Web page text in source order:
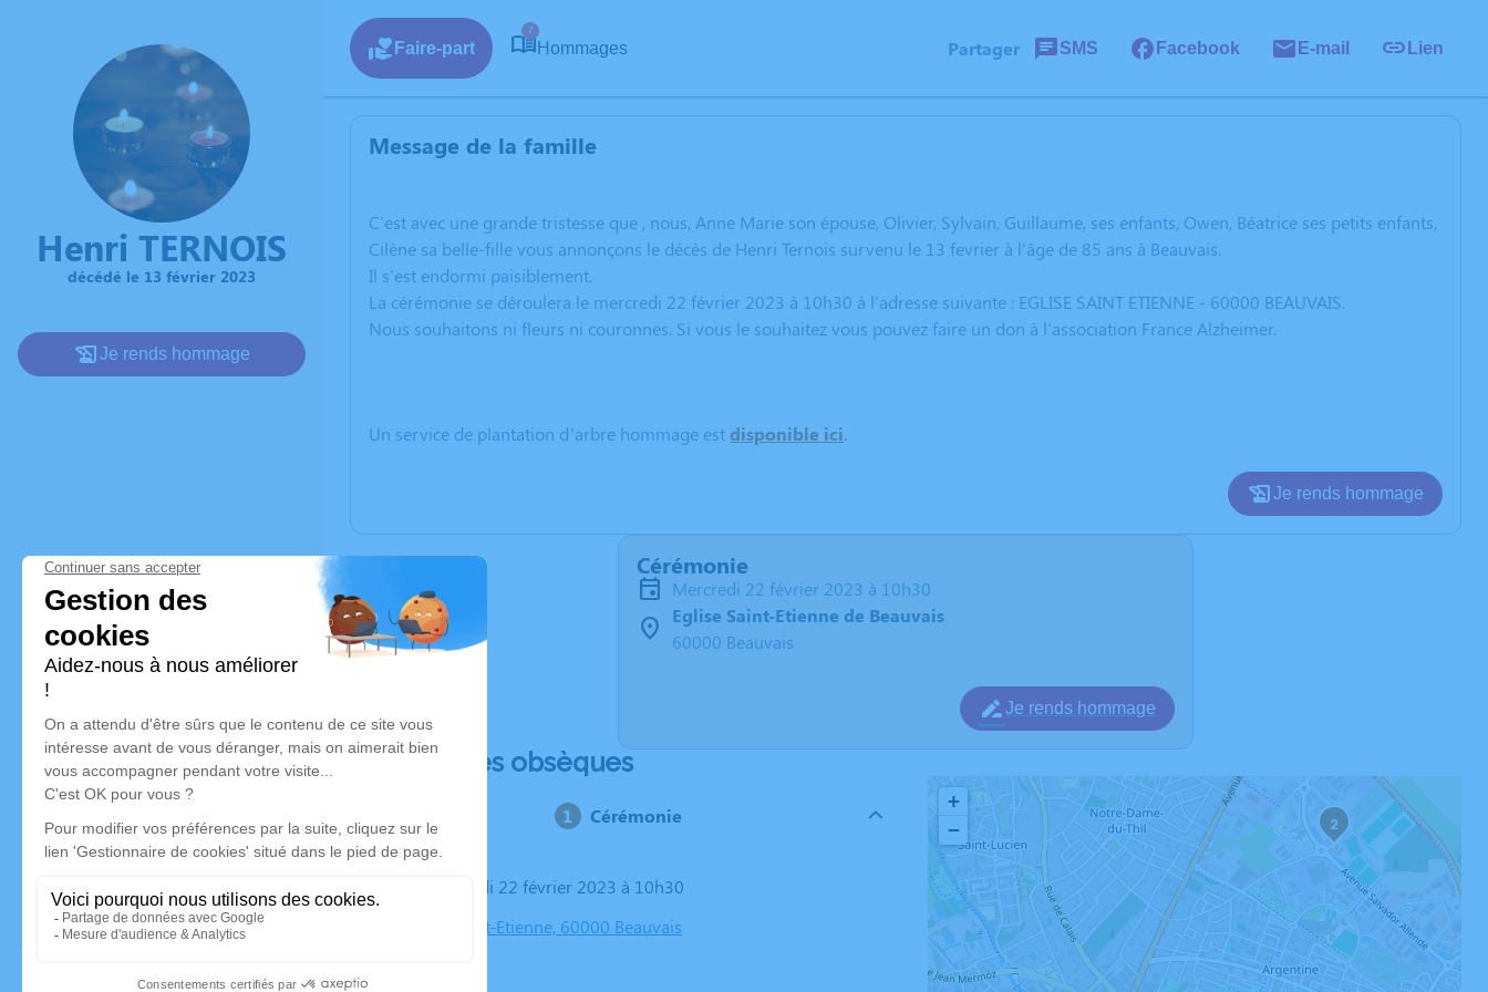
Henri TERNOIS
décédé le 13 février 2023
Je rends hommage
Faire-part
7
Hommages Partager SMS Facebook E-mail Lien
Message de la famille
C'est avec une grande tristesse que , nous, Anne Marie son épouse, Olivier, Sylvain, Guillaume, ses enfants, Owen, Béatrice ses petits enfants,
Cilène sa belle-fille vous annonçons le décès de Henri Ternois survenu le 13 fevrier à l'âge de 85 ans à Beauvais.
Il s'est endormi paisiblement.
La cérémonie se déroulera le mercredi 22 février 2023 à 10h30 à l'adresse suivante : EGLISE SAINT ETIENNE - 60000 BEAUVAIS.
Nous souhaitons ni fleurs ni couronnes. Si vous le souhaitez vous pouvez faire un don à l'association France Alzheimer.
Un service de plantation d’arbre hommage estdisponible ici.
Je rends hommage
Cérémonie
mercredi 22 février 2023 à 10h30
Eglise Saint-Etienne de Beauvais
60000 Beauvais
Je rends hommage
Déroulé des obsèques
Cérémonie
Le mercredi 22 février 2023 à 10h30
Eglise Saint-Etienne, 60000 Beauvais
2
+
−